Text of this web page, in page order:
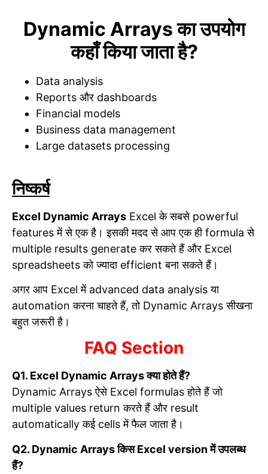
Dynamic Arrays का उपयोग
कहाँ किया जाता है?
Data analysis
Reports और dashboards
Financial models
Business data management
Large datasets processing
निष्कर्ष
Excel Dynamic Arrays Excel के सबसे powerful
features में से एक है। इसकी मदद से आप एक ही formula से
multiple results generate कर सकते हैं और Excel
spreadsheets को ज्यादा efficient बना सकते हैं।
अगर आप Excel में advanced data analysis या
automation करना चाहते हैं, तो Dynamic Arrays सीखना
बहुत जरूरी है।
FAQ Section
Q1. Excel Dynamic Arrays क्या होते हैं?
Dynamic Arrays ऐसे Excel formulas होते हैं जो
multiple values return करते हैं और result
automatically कई cells में फैल जाता है।
Q2. Dynamic Arrays किस Excel version में उपलब्ध
हैं?